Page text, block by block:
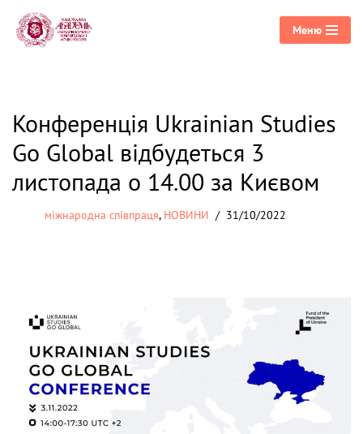
Перейти
Меню
Конференція Ukrainian Studies
Go Global відбудеться 3
листопада о 14.00 за Києвом
міжнародна співпраця, НОВИНИ 31/10/2022